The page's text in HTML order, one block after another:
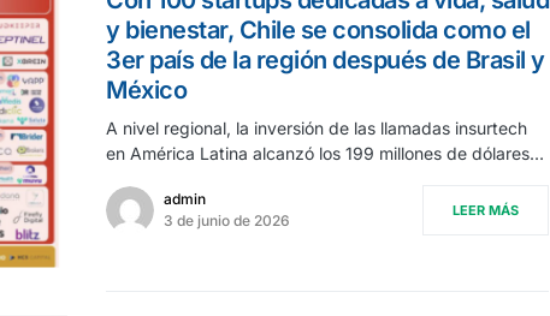
y bienestar, Chile se consolida como el
3er país de la región después de Brasil y
México
A nivel regional, la inversión de las llamadas insurtech
en América Latina alcanzó los 199 millones de dólares…
admin
3 de junio de 2026
LEER MÁS